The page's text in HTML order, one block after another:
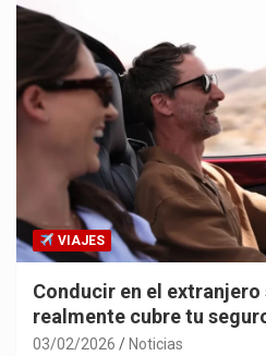
VIAJES
Conducir en el
realmente cubre tu
03/02/2026 Noticias